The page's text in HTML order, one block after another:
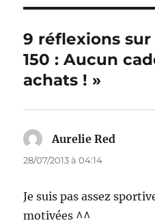
9 réflexions
150 : Aucun
achats ! »
Aurelie Red
28/07/2013 à 04:14
Je suis pas assez
motivées ^^